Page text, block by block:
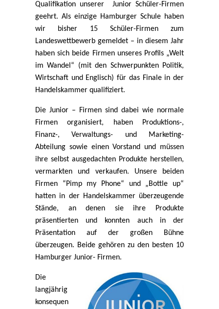
Qualifikation unserer Junior Schüler-Firmen
geehrt. Als einzige Hamburger Schule haben
wir bisher 15 Schüler-Firmen zum
Landeswettbewerb gemeldet – in diesem Jahr
haben sich beide Firmen unseres Profils „Welt
im Wandel“ (mit den Schwerpunkten Politik,
Wirtschaft und Englisch) für das Finale in der
Handelskammer qualifiziert.
Die Junior – Firmen sind dabei wie normale
Firmen organisiert, haben Produktions-,
Finanz-, Verwaltungs- und Marketing-
Abteilung sowie einen Vorstand und müssen
ihre selbst ausgedachten Produkte herstellen,
vermarkten und verkaufen. Unsere beiden
Firmen “Pimp my Phone“ und „Bottle up“
hatten in der Handelskammer überzeugende
Stände, an denen sie ihre Produkte
präsentierten und konnten auch in der
Präsentation auf der großen Bühne
überzeugen. Beide gehören zu den besten 10
Hamburger Junior- Firmen.
Die
langjährig
konsequen